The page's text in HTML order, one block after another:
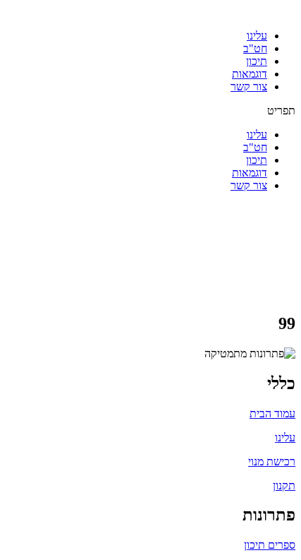
עלינו
חט"ב
תיכון
דוגמאות
צור קשר
תפריט
עלינו
חט"ב
תיכון
דוגמאות
צור קשר
99
כללי
עמוד הבית
עלינו
רכישת מנוי
תקנון
פתרונות
ספרים תיכון